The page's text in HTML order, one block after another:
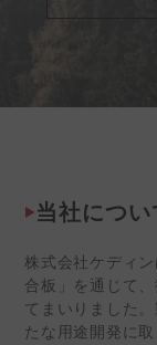
当社につい
株式会社ケディ
合板」を通じて
てまいりました
たな用途開発に